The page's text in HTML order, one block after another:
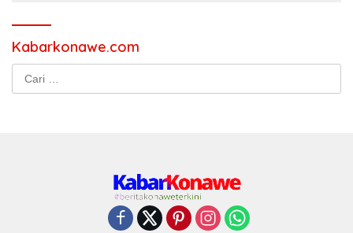
Kabarkonawe.com